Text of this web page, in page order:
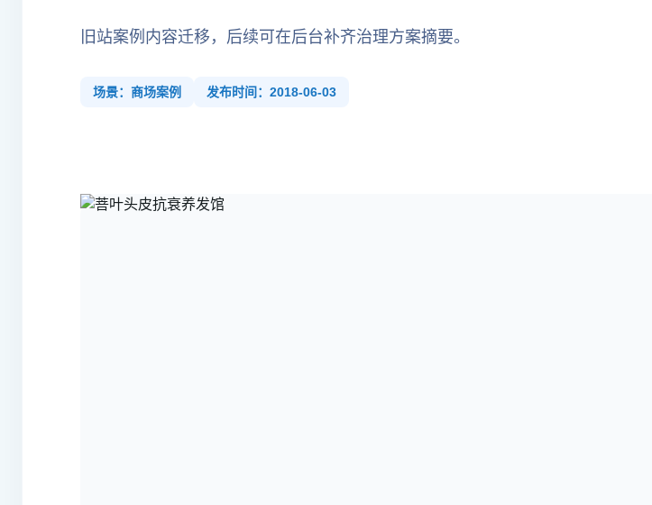
旧站案例内容迁移，后续可在后台补齐治理方案摘要。
场景：商场案例 发布时间：2018-06-03